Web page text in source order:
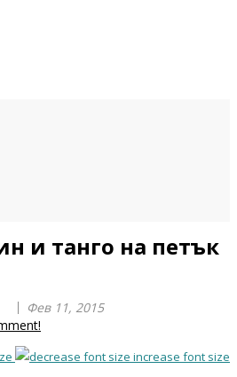
и танго на петък
Фев 11, 2015
increase font size